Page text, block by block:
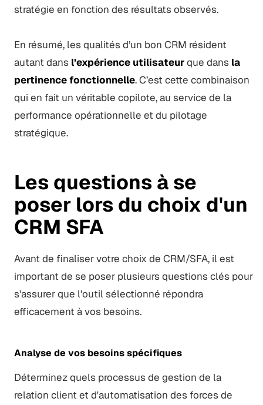
stratégie en fonction des résultats observés.
En résumé, les qualités d’un bon CRM résident
autant dans l’expérience utilisateurque dans la
pertinence fonctionnelle. C’est cette combinaison
qui en fait un véritable copilote, au service de la
performance opérationnelle et du pilotage
stratégique.
Les questions à se
poser lors du choix d'un
CRM SFA
Avant de finaliser votre choix de CRM/SFA, il est
important de se poser plusieurs questions clés pour
s'assurer que l'outil sélectionné répondra
efficacement à vos besoins.
Analyse de vos besoins spécifiques
Déterminez quels processus de gestion de la
relation client et d'automatisation des forces de